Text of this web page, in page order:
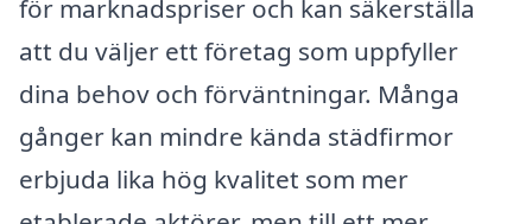
för marknadspriser och kan säkerställa
att du väljer ett företag som uppfyller
dina behov och förväntningar. Många
gånger kan mindre kända städfirmor
erbjuda lika hög kvalitet som mer